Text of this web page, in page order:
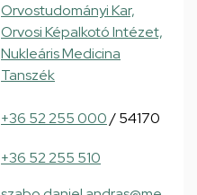
Orvostudományi Kar,
Orvosi Képalkotó Intézet,
Nukleáris Medicina
Tanszék
+36 52 255 000/ 54170
+36 52 255 510